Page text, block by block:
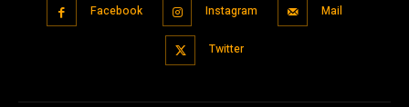
Facebook Instagram Mail
Twitter